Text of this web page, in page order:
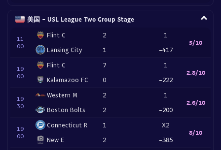
美国 - USL League Two Group Stage
11
00
Flint C
Lansing City
2
1
1
-417
5/10
19
00
Flint C
Kalamazoo FC
7
0
1
-222
2.8/10
19
30
Western M
Boston Bolts
2
2
1
-200
2.6/10
19
00
Connecticut R
New E
1
2
X2
-385
8/10